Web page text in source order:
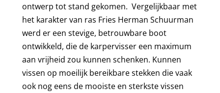
ontwerp tot stand gekomen. Vergelijkbaar met
het karakter van ras Fries Herman Schuurman
werd er een stevige, betrouwbare boot
ontwikkeld, die de karpervisser een maximum
aan vrijheid zou kunnen schenken. Kunnen
vissen op moeilijk bereikbare stekken die vaak
ook nog eens de mooiste en sterkste vissen